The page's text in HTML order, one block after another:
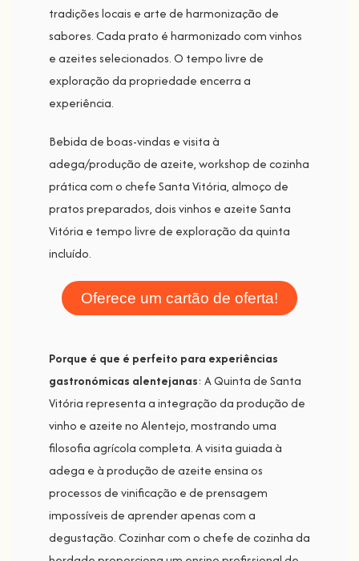
tradições locais e arte de harmonização de
sabores. Cada prato é harmonizado com vinhos
e azeites selecionados. O tempo livre de
exploração da propriedade encerra a
experiência.
Bebida de boas-vindas e visita à
adega/produção de azeite, workshop de cozinha
prática com o chefe Santa Vitória, almoço de
pratos preparados, dois vinhos e azeite Santa
Vitória e tempo livre de exploração da quinta
incluído.
Oferece um cartão de oferta!
Porque é que é perfeito para experiências
gastronómicas alentejanas: A Quinta de Santa
Vitória representa a integração da produção de
vinho e azeite no Alentejo, mostrando uma
filosofia agrícola completa. A visita guiada à
adega e à produção de azeite ensina os
processos de vinificação e de prensagem
impossíveis de aprender apenas com a
degustação. Cozinhar com o chefe de cozinha da